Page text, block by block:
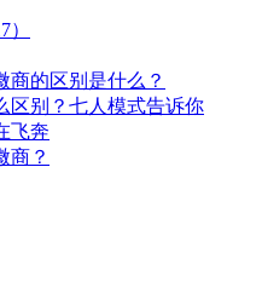
商的区别是什么？
区别？七人模式告诉你
飞奔
商？